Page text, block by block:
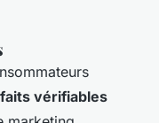
faits vérifiables